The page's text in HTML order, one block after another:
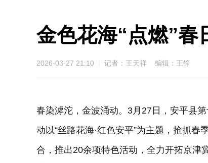
金色花海“点燃”春
2026-03-27 21:10 记者：王天祥 编辑：王铮
春染滹沱，金波涌动。3月27日，安平县
动以“丝路花海·红色安平”为主题，抢抓
合，推出20余项特色活动，全力开拓京津